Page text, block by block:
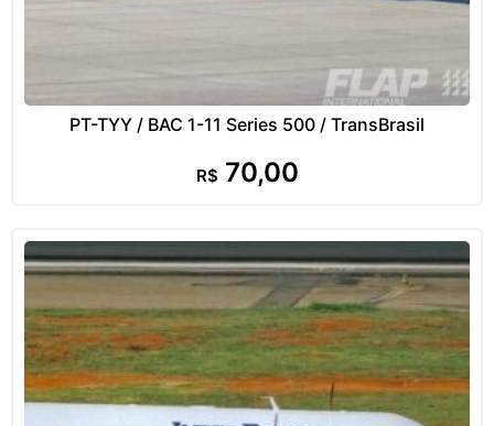
PT-TYY / BAC 1-11 Series 500 / TransBrasil
R$ 70,00